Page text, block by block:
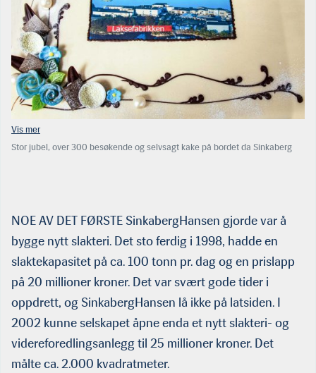
Stor jubel, over 300 besøkende og selvsagt kake på bordet da Sinkaberg
NOE AV DET FØRSTE SinkabergHansen gjorde var å
bygge nytt slakteri. Det sto ferdig i 1998, hadde en
slaktekapasitet på ca. 100 tonn pr. dag og en prislapp
på 20 millioner kroner. Det var svært gode tider i
oppdrett, og SinkabergHansen lå ikke på latsiden. I
2002 kunne selskapet åpne enda et nytt slakteri- og
videreforedlingsanlegg til 25 millioner kroner. Det
målte ca. 2.000 kvadratmeter.